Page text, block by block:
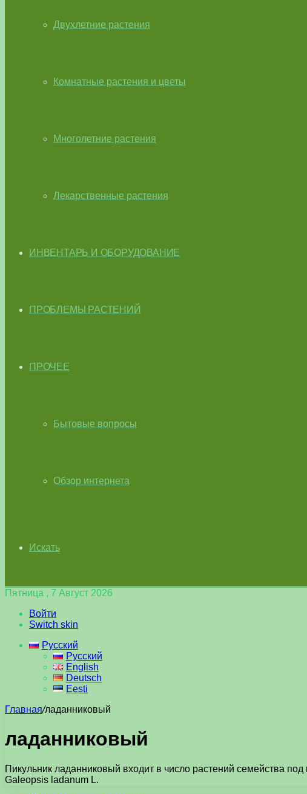
Двухлетние растения
Комнатные растения и цветы
Многолетние растения
Лекарственные растения
ИНВЕНТАРЬ И ОБОРУДОВАНИЕ
ПРОБЛЕМЫ РАСТЕНИЙ
ПРОЧЕЕ
Бытовые вопросы
Обзор интернета
Искать
Пятница , 7 Август 2026
Войти
Switch skin
Русский
Русский
English
Deutsch
Eesti
Главная/ладанниковый
ладанниковый
Пикульник ладанниковый входит в число растений семейства
Galeopsis ladanum L.